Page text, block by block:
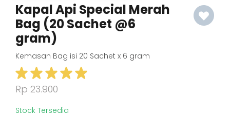
Kapal Api Special Merah
Bag (20 Sachet @6
gram)
Kemasan Bag isi 20 Sachet x 6 gram
Rp 23.900
Stock Tersedia